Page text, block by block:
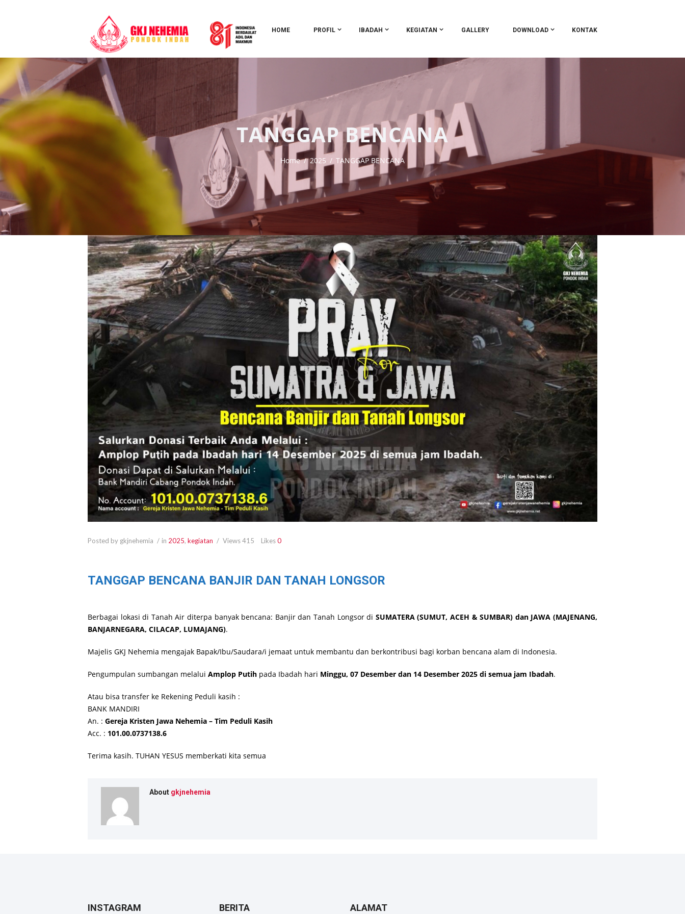
HOME PROFIL IBADAH KEGIATAN GALLERY DOWNLOAD KONTAK
TANGGAP BENCANA
Home 2025 TANGGAP BENCANA
Posted by gkjnehemia in 2025, kegiatan Views415 Likes0
TANGGAP BENCANA BANJIR DAN TANAH LONGSOR
Berbagai lokasi di Tanah Air diterpa banyak bencana: Banjir dan Tanah Longsor di SUMATERA (SUMUT, ACEH & SUMBAR) dan JAWA (MAJENANG,
BANJARNEGARA, CILACAP, LUMAJANG).
Majelis GKJ Nehemia mengajak Bapak/Ibu/Saudara/i jemaat untuk membantu dan berkontribusi bagi korban bencana alam di Indonesia.
Pengumpulan sumbangan melalui Amplop Putih pada Ibadah hari Minggu, 07 Desember dan 14 Desember 2025 di semua jam Ibadah.
Atau bisa transfer ke Rekening Peduli kasih :
BANK MANDIRI
An. : Gereja Kristen Jawa Nehemia – Tim Peduli Kasih
Acc. : 101.00.0737138.6
Terima kasih. TUHAN YESUS memberkati kita semua
About gkjnehemia
INSTAGRAM BERITA ALAMAT